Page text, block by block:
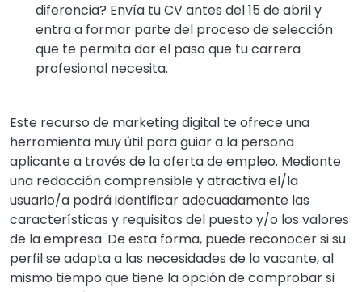
diferencia? Envía tu CV antes del 15 de abril y
entra a formar parte del proceso de selección
que te permita dar el paso que tu carrera
profesional necesita.
Este recurso de marketing digital te ofrece una
herramienta muy útil para guiar a la persona
aplicante a través de la oferta de empleo. Mediante
una redacción comprensible y atractiva el/la
usuario/a podrá identificar adecuadamente las
características y requisitos del puesto y/o los valores
de la empresa. De esta forma, puede reconocer si su
perfil se adapta a las necesidades de la vacante, al
mismo tiempo que tiene la opción de comprobar si